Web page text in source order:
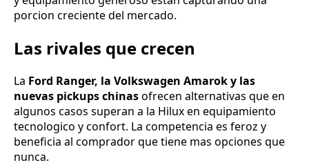
porcion creciente del mercado.
Las rivales que crecen
La Ford Ranger, la Volkswagen Amarok y las
nuevas pickups chinasofrecen alternativas que en
algunos casos superan a la Hilux en equipamiento
tecnologico y confort. La competencia es feroz y
beneficia al comprador que tiene mas opciones que
nunca.